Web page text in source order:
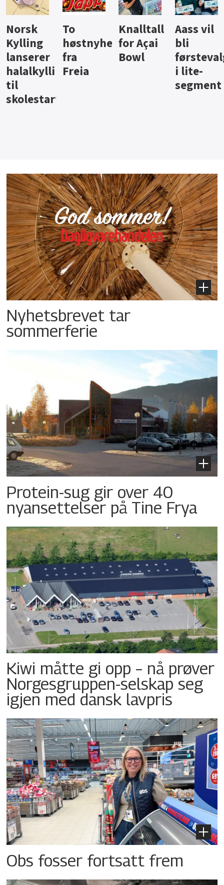
Knalltall
for Açai
Bowl
Aass vil
bli
førstevalg
i lite-
Brus og
jus fra
Berentsen
Hard
iste fra
Hansa
Nyhetsbrevet tar
sommerferie
Protein-sug gir over 40
nyansettelser på Tine Frya
Kiwi måtte gi opp – nå prøver
Norgesgruppen-selskap seg
igjen med dansk lavpris
Obs fosser fortsatt frem